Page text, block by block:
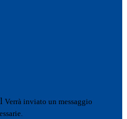
Verrà inviato un messaggio